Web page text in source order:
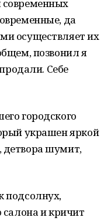
современных
да
осуществляет их
позвонил я
Себе
городского
украшен яркой
детвора шумит,
подсолнух,
салона и кричит